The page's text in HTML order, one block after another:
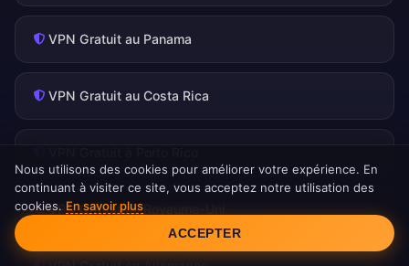
VPN Gratuit au Panama
VPN Gratuit au Costa Rica
VPN Gratuit au Royaume-Uni
Consentement aux cookies
Nous utilisons des cookies pour améliorer votre expérience. En
continuant à visiter ce site, vous acceptez notre utilisation des
cookies. En savoir plus
ACCEPTER